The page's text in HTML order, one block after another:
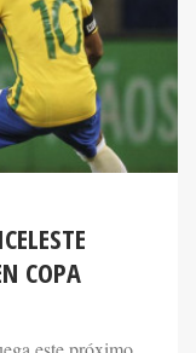
COPA
este próximo